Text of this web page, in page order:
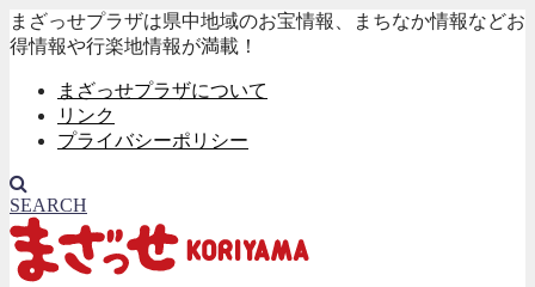
まざっせプラザは県中地域のお宝情報、まちなか情報などお
得情報や行楽地情報が満載！
まざっせプラザについて
リンク
プライバシーポリシー
SEARCH